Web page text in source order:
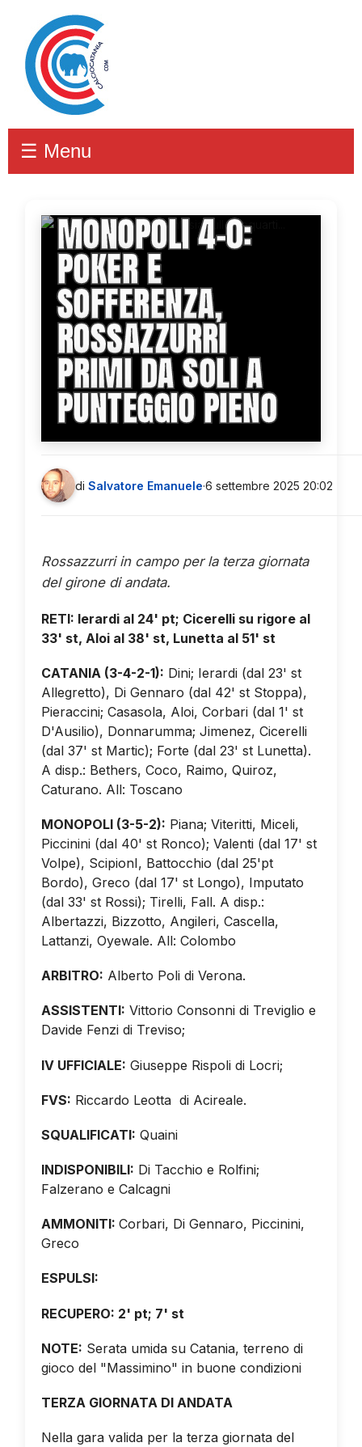
☰ Menu
MONOPOLI 4-0:
POKER E
SOFFERENZA,
ROSSAZZURRI
PRIMI DA SOLI A
PUNTEGGIO PIENO
di Salvatore Emanuele·6 settembre 2025 20:02
Rossazzurri in campo per la terza giornata
del girone di andata.
RETI: Ierardi al 24' pt; Cicerelli su rigore al
33' st, Aloi al 38' st, Lunetta al 51' st
CATANIA (3-4-2-1): Dini; Ierardi (dal 23' st
Allegretto), Di Gennaro (dal 42' st Stoppa),
Pieraccini; Casasola, Aloi, Corbari (dal 1' st
D'Ausilio), Donnarumma; Jimenez, Cicerelli
(dal 37' st Martic); Forte (dal 23' st Lunetta).
A disp.: Bethers, Coco, Raimo, Quiroz,
Caturano. All: Toscano
MONOPOLI (3-5-2): Piana; Viteritti, Miceli,
Piccinini (dal 40' st Ronco); Valenti (dal 17' st
Volpe), ScipionI, Battocchio (dal 25'pt
Bordo), Greco (dal 17' st Longo), Imputato
(dal 33' st Rossi); Tirelli, Fall. A disp.:
Albertazzi, Bizzotto, Angileri, Cascella,
Lattanzi, Oyewale. All: Colombo
ARBITRO: Alberto Poli di Verona.
ASSISTENTI: Vittorio Consonni di Treviglio e
Davide Fenzi di Treviso;
IV UFFICIALE: Giuseppe Rispoli di Locri;
FVS: Riccardo Leotta di Acireale.
SQUALIFICATI: Quaini
INDISPONIBILI: Di Tacchio e Rolfini;
Falzerano e Calcagni
AMMONITI: Corbari, Di Gennaro, Piccinini,
Greco
ESPULSI:
RECUPERO: 2' pt; 7' st
NOTE: Serata umida su Catania, terreno di
gioco del "Massimino" in buone condizioni
TERZA GIORNATA DI ANDATA
Nella gara valida per la terza giornata del